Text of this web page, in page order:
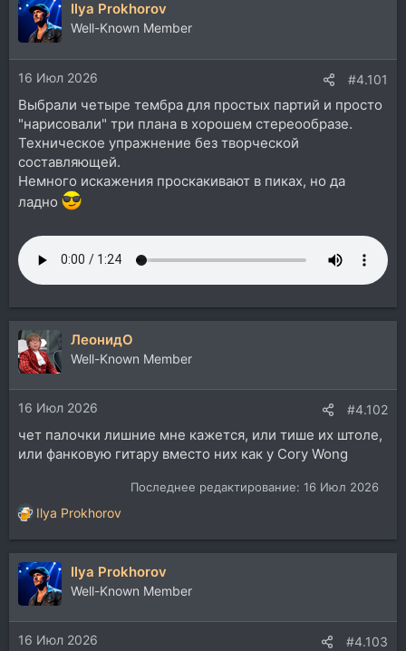
к
ц
и
и
:
Ilya Prokhorov
Well-Known Member
16 Июл 2026 #4.101
Выбрали четыре тембра для простых партий и просто
"нарисовали" три плана в хорошем стереообразе.
Техническое упражнение без творческой
составляющей.
Немного искажения проскакивают в пиках, но да
ладно
ЛеонидО
Well-Known Member
16 Июл 2026 #4.102
чет палочки лишние мне кажется, или тише их штоле,
или фанковую гитару вместо них как у Cory Wong
Последнее редактирование: 16 Июл 2026
Р
е
а
к
ц
и
и
:
Ilya Prokhorov
Ilya Prokhorov
Well-Known Member
16 Июл 2026 #4.103